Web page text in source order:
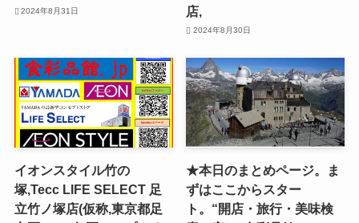
2024年8月31日
店,
2024年8月30日
イオンスタイル竹の
塚,Tecc LIFE SELECT ⾜
⽴⽵ノ塚店(仮称,東京都足
★本日のまとめページ。ま
ずはここからスター
ト。“開店・旅行・美味検